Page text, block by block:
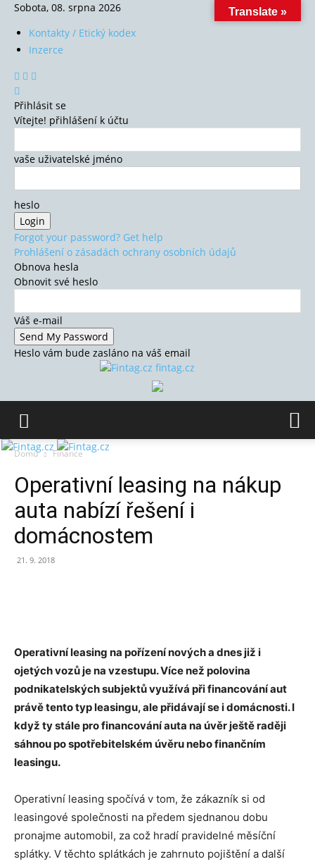
Sobota, 08. srpna 2026
Kontakty / Etický kodex
Inzerce
Přihlásit se
Vítejte! přihlášení k účtu
vaše uživatelské jméno
heslo
Forgot your password? Get help
Prohlášení o zásadách ochrany osobních údajů
Obnova hesla
Obnovit své heslo
Váš e-mail
Heslo vám bude zasláno na váš email
fintag.cz
Domů Finance
Operativní leasing na nákup
auta nabízí řešení i
domácnostem
21. 9. 2018
Operativní leasing na pořízení nových a dnes již i
ojetých vozů je na vzestupu. Více než polovina
podnikatelských subjektů využívá při financování aut
právě tento typ leasingu, ale přidávají se i domácnosti. I
když ty stále pro financování auta na úvěr ještě raději
sáhnou po spotřebitelském úvěru nebo finančním
leasingu.
Operativní leasing spočívá v tom, že zákazník si od
leasingové společnosti na předem sjednanou dobu
pronajme automobil, za což hradí pravidelné měsíční
splátky. V těchto splátkách je zahrnuto pojištění a další
Translate »